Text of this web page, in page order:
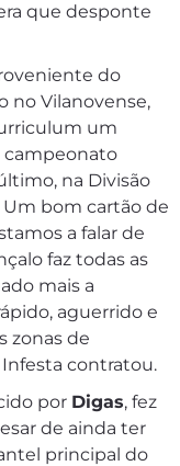
que desponte
do
no Vilanovense,
um
na Divisão
Um bom cartão de
a falar de
faz todas as
mais a
aguerrido e
zonas de
contratou.
por Digas, fez
de ainda ter
principal do